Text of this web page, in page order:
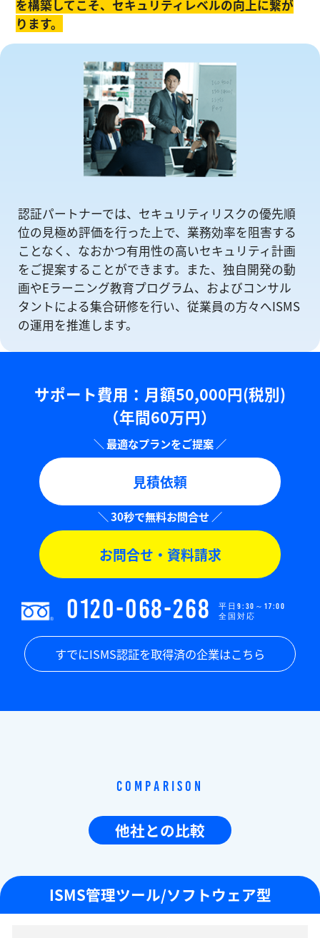
を構築してこそ、セキュリティレベルの向上に繋が
ります。
認証パートナーでは、セキュリティリスクの優先順
位の⾒極め評価を⾏った上で、業務効率を阻害する
ことなく、なおかつ有⽤性の⾼いセキュリティ計画
をご提案することができます。また、独自開発の動
画やEラーニング教育プログラム、およびコンサル
タントによる集合研修を⾏い、従業員の方々へISMS
の運⽤を推進します。
サポート費用：⽉額50,000円(税別)
（年間60万円）
見積依頼
お問合せ・資料請求
0120-068-268
平日9:30～17:00
全国対応
すでにISMS認証を取得済の企業はこちら
Comparison
他社との比較
ISMS管理ツール/ソフトウェア型